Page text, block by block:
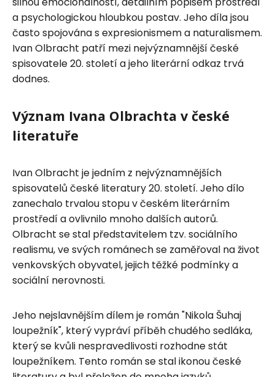
a psychologickou hloubkou postav. Jeho díla jsou
často spojována s expresionismem a naturalismem.
Ivan Olbracht patří mezi nejvýznamnější české
spisovatele 20. století a jeho literární odkaz trvá
dodnes.
Význam Ivana Olbrachta v české
literatuře
Ivan Olbracht je jedním z nejvýznamnějších
spisovatelů české literatury 20. století. Jeho dílo
zanechalo trvalou stopu v českém literárním
prostředí a ovlivnilo mnoho dalších autorů.
Olbracht se stal představitelem tzv. sociálního
realismu, ve svých románech se zaměřoval na život
venkovských obyvatel, jejich těžké podmínky a
sociální nerovnosti.
Jeho nejslavnějším dílem je román "Nikola Šuhaj
loupežník", který vypráví příběh chudého sedláka,
který se kvůli nespravedlivosti rozhodne stát
loupežníkem. Tento román se stal ikonou české